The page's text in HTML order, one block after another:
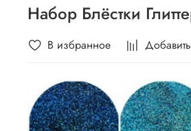
Набор Блёстки
В избранное